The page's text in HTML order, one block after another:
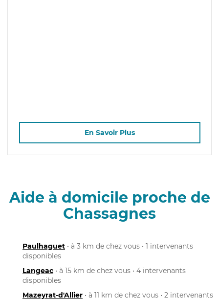
En Savoir Plus
Aide à domicile proche de
Chassagnes
Paulhaguet • à 3 km de chez vous • 1 intervenants
disponibles
Langeac • à 15 km de chez vous • 4 intervenants
disponibles
Mazeyrat-d'Allier • à 11 km de chez vous • 2 intervenants